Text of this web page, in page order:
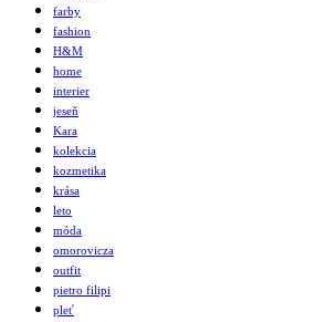
farby
fashion
H&M
home
interier
jeseň
Kara
kolekcia
kozmetika
krása
leto
móda
omorovicza
outfit
pietro filipi
pleť